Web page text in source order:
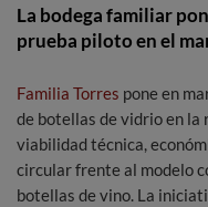
La bodega familiar
prueba piloto en el
Familia Torres pone en
de botellas de vidrio en
viabilidad técnica,
circular frente al modelo
botellas de vino. La